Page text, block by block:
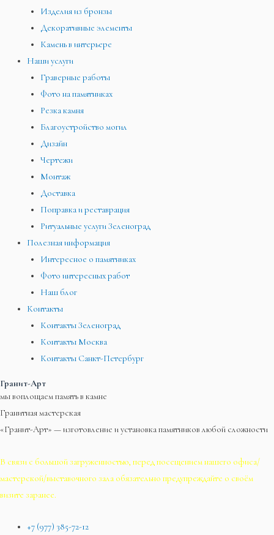
Изделия из бронзы
Декоративные элементы
Камень в интерьере
Наши услуги
Граверные работы
Фото на памятниках
Резка камня
Благоустройство могил
Дизайн
Чертежи
Монтаж
Доставка
Поправка и реставрация
Ритуальные услуги Зеленоград
Полезная информация
Интересное о памятниках
Фото интересных работ
Наш блог
Контакты
Контакты Зеленоград
Контакты Москва
Контакты Санкт-Петербург
Гранит-Арт
мы воплощаем память в камне
Гранитная мастерская
«Гранит-Арт» — изготовление и установка памятников любой сложности
В связи с большой загруженностью, перед посещением нашего офиса/
мастерской/выставочного зала обязательно предупреждайте о своём
визите заранее.
+7 (977) 385-72-12